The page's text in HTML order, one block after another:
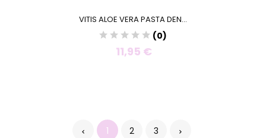
VITIS ALOE VERA PASTA DEN...
(0)
11,95 €
1 2 3